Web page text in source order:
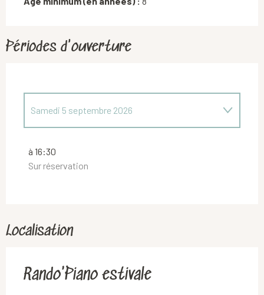
Périodes d'ouverture
Samedi 5 septembre 2026
à 16:30
Sur réservation
Localisation
Rando'Piano estivale